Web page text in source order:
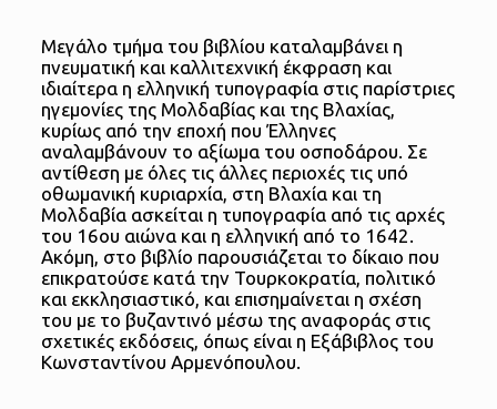
Μεγάλο τμήμα του βιβλίου καταλαμβάνει η
πνευματική και καλλιτεχνική έκφραση και
ιδιαίτερα η ελληνική τυπογραφία στις παρίστριες
ηγεμονίες της Μολδαβίας και της Βλαχίας,
κυρίως από την εποχή που Έλληνες
αναλαμβάνουν το αξίωμα του οσποδάρου. Σε
αντίθεση με όλες τις άλλες περιοχές τις υπό
οθωμανική κυριαρχία, στη Βλαχία και τη
Μολδαβία ασκείται η τυπογραφία από τις αρχές
του 16ου αιώνα και η ελληνική από το 1642.
Ακόμη, στο βιβλίο παρουσιάζεται το δίκαιο που
επικρατούσε κατά την Τουρκοκρατία, πολιτικό
και εκκλησιαστικό, και επισημαίνεται η σχέση
του με το βυζαντινό μέσω της αναφοράς στις
σχετικές εκδόσεις, όπως είναι η Εξάβιβλος του
Κωνσταντίνου Αρμενόπουλου.